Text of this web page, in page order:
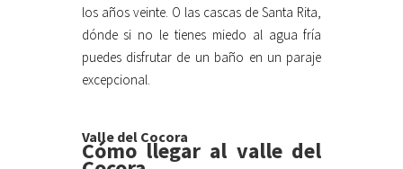
los años veinte. O las cascas de Santa Rita,
dónde si no le tienes miedo al agua fría
puedes disfrutar de un baño en un paraje
excepcional.
Valle del Cocora
Cómo llegar al valle del